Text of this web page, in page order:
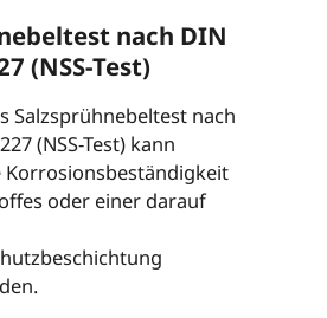
nach DIN
(NSS-Test)
Salzsprühnebeltest nach
(NSS-Test) kann
Korrosionsbeständigkeit
oder einer darauf